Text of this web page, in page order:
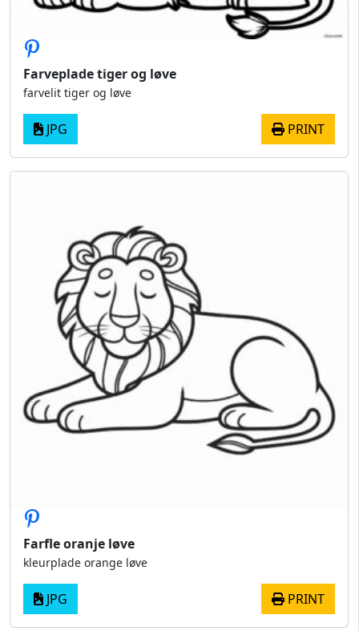
Farveplade tiger og løve
farvelit tiger og løve
JPG PRINT
Farfle oranje løve
kleurplade orange løve
JPG PRINT